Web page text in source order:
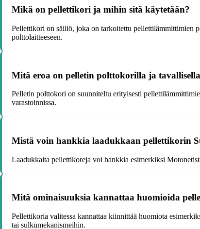
Mikä on pellettikori ja mihin sitä käytetään?
Pellettikori on säiliö, joka on tarkoitettu pellettilämmittimien
polttolaitteeseen.
Mitä eroa on pelletin polttokorilla ja
Pelletin polttokori on suunniteltu erityisesti
varastoinnissa.
Mistä voin hankkia laadukkaan pellettikorin
Laadukkaita pellettikoreja voi hankkia esimerkiksi
Mitä ominaisuuksia kannattaa huomioida
Pellettikoria valitessa kannattaa kiinnittää huomiota
tai sulkumekanismeihin.